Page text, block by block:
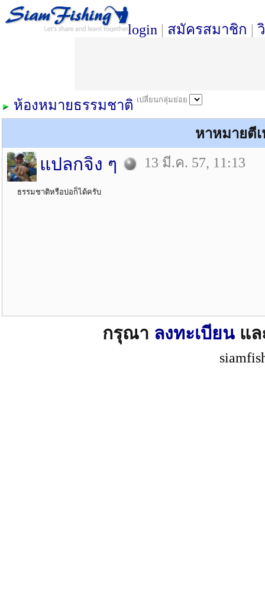
login | สมัครสมาชิก |
เปลี่ยนกลุ่มย่อย
ห้องหมายธรรมชาติ
หาหมายตี
แปลกจิง ๆ 13 มี.ค. 57, 11:13
ธรรมชาติหรือบ่อก็ได้ครับ
กรุณา ลงทะเบียน แ